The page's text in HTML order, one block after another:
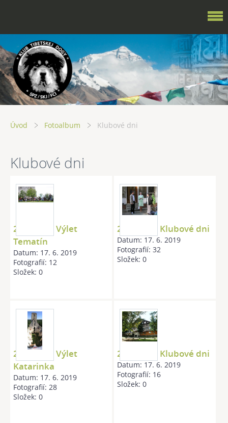
Úvod Fotoalbum Klubové dni
Klubové dni
20090621 Výlet
Tematín
Datum: 17. 6. 2019
Fotografií: 12
Složek:0
20091003 Klubové dni
Datum: 17. 6. 2019
Fotografií:32
Složek:0
20100529 Výlet
Katarinka
Datum: 17. 6. 2019
Fotografií:28
Složek:0
20100918 Klubové dni
Datum: 17. 6. 2019
Fotografií: 16
Složek:0